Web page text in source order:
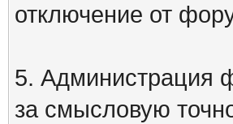
отключение от
5. Администрация
за смысловую